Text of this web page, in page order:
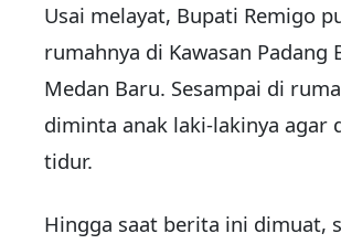
Usai melayat, Bupati Remigo
rumahnya di Kawasan Padang
Medan Baru. Sesampai di
diminta anak laki-lakinya agar
tidur.
Hingga saat berita ini dimuat,